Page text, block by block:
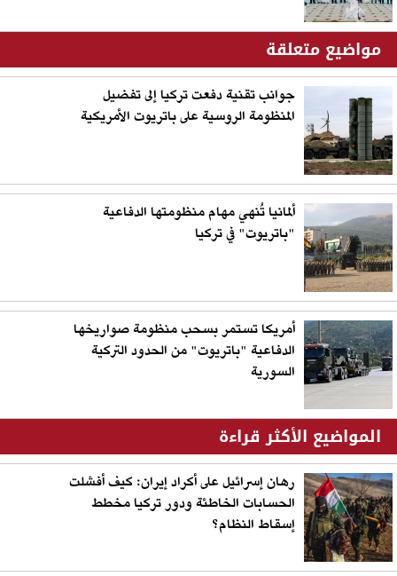
مواضيع متعلقة
جوانب تقنية دفعت تركيا إلى تفضيل
المنظومة الروسية على باتريوت الأمريكية
ألمانيا تُنهي مهام منظومتها الدفاعية
"باتريوت" في تركيا
أمريكا تستمر بسحب منظومة صواريخها
الدفاعية "باتريوت" من الحدود التركية
السورية
المواضيع الأكثر قراءة
رهان إسرائيل على أكراد إيران: كيف أفشلت
الحسابات الخاطئة ودور تركيا مخطط
إسقاط النظام؟